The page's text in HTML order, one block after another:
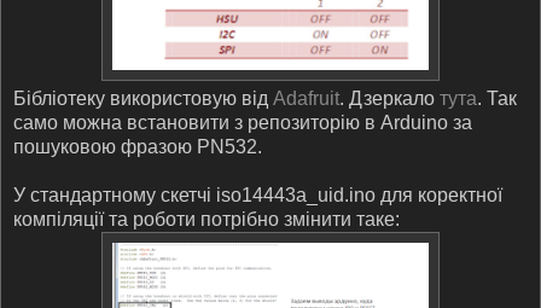
Бібліотеку використовую від Adafruit. Дзеркало тута. Так
само можна встановити з репозиторію в Arduino за
пошуковою фразою PN532.
У стандартному скетчі iso14443a_uid.ino для коректної
компіляції та роботи потрібно змінити таке: